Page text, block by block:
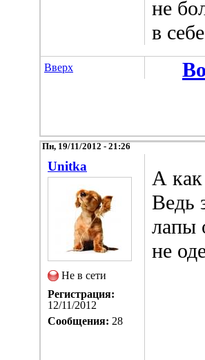
не
в
Вверх
Пн, 19/11/2012 - 21:26
Unitka
Не в сети
Регистрация:
12/11/2012
Сообщения: 28
А как
Ведь
лапы
не